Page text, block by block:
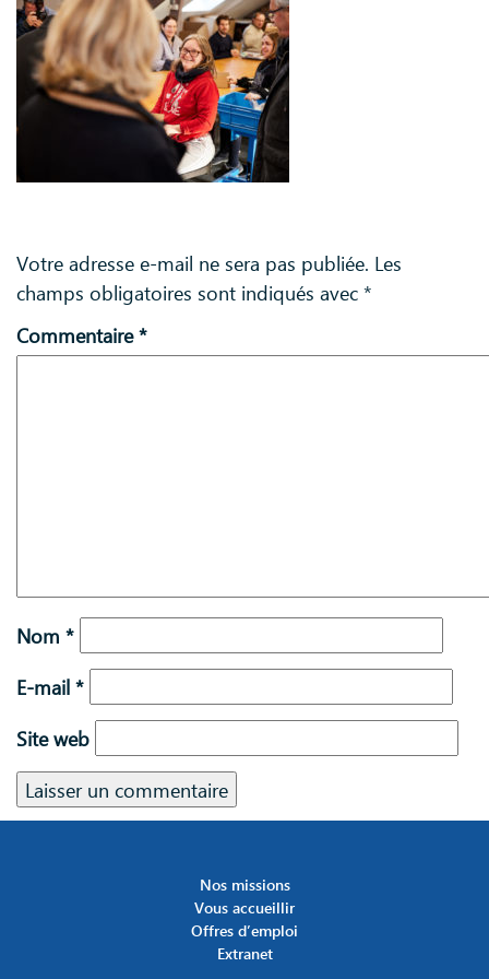
Votre adresse e-mail ne sera pas publiée. Les
champs obligatoires sont indiqués avec *
Commentaire*
Nom *
E-mail *
Site web
Nos missions
Vous accueillir
Offres d’emploi
Extranet